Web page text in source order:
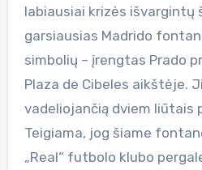
labiausiai krizės išvargintų
garsiausias Madrido
simbolių – įrengtas Prado
Plaza de Cibeles aikštėje.
vadeliojančią dviem liūtais
Teigiama, jog šiame
„Real“ futbolo klubo